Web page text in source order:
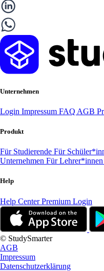
Unternehmen
Login Impressum FAQ AGB
Produkt
Für Studierende Für
Unternehmen Für Lehrer*innen
Help
Help CenterPremium Login
© StudySmarter
AGB
Impressum
Datenschutzerklärung